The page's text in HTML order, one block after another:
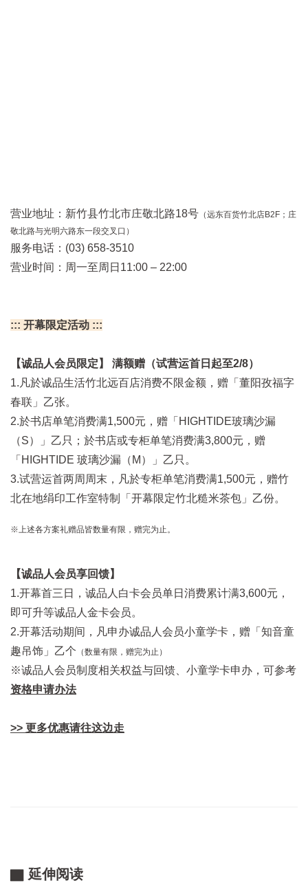
营业地址：新竹县竹北市庄敬北路18号 （远东百货竹北店B2F；庄
敬北路与光明六路东一段交叉口）
服务电话：(03) 658-3510
营业时间：周一至周日11:00 – 22:00
::: 开幕限定活动 :::
【诚品人会员限定】 满额赠（试营运首日起至2/8）
1.凡於诚品生活竹北远百店消费不限金额，赠「董阳孜福字
春联」乙张。
2.於书店单笔消费满1,500元，赠「HIGHTIDE玻璃沙漏
（S）」乙只；於书店或专柜单笔消费满3,800元，赠
「HIGHTIDE 玻璃沙漏（M）」乙只。
3.试营运首两周周末，凡於专柜单笔消费满1,500元，赠竹
北在地绢印工作室特制「开幕限定竹北糙米茶包」乙份。
※上述各方案礼赠品皆数量有限，赠完为止。
【诚品人会员享回馈】
1.开幕首三日，诚品人白卡会员单日消费累计满3,600元，
即可升等诚品人金卡会员。
2.开幕活动期间，凡申办诚品人会员小童学卡，赠「知音童
趣吊饰」乙个 （数量有限，赠完为止）
※诚品人会员制度相关权益与回馈、小童学卡申办，可参考
资格申请办法
>> 更多优惠请往这边走
▇ 延伸阅读